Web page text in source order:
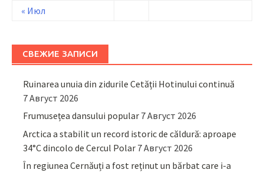
« Июл
СВЕЖИЕ ЗАПИСИ
Ruinarea unuia din zidurile Cetății Hotinului continuă
7 Август 2026
Frumusețea dansului popular 7 Август 2026
Arctica a stabilit un record istoric de căldură: aproape
34°C dincolo de Cercul Polar 7 Август 2026
În regiunea Cernăuți a fost reținut un bărbat care i-a